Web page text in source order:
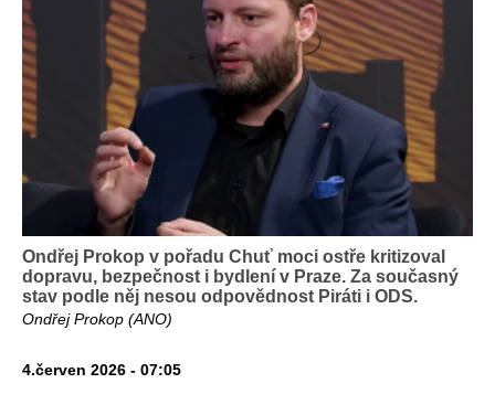
Ondřej Prokop v pořadu Chuť moci ostře kritizoval
dopravu, bezpečnost i bydlení v Praze. Za současný
stav podle něj nesou odpovědnost Piráti i ODS.
Ondřej Prokop (ANO)
4.červen 2026 - 07:05